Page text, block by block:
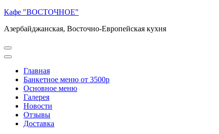
Перейти
содержимому
Enter)
Кафе "ВОСТОЧНОЕ"
Азербайджанская, Восточно-Европейская кухня
Главная
Банкетное меню от 3500р
Основное меню
Галерея
Новости
Отзывы
Доставка